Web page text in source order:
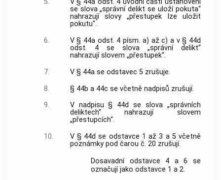
5.
V § 44a odst. 4 úvodní části ustanovení
se slova „správní delikt se uloží pokuta“
nahrazují slovy „přestupek lze uložit
pokutu“.
6.
V § 44a odst. 4 písm. a) až c) a v § 44d
odst. 4 se slova „správní delikt“
nahrazují slovem „přestupek“.
7.
V § 44a se odstavec 5 zrušuje.
8.
§ 44b a 44c se včetně nadpisů zrušují.
9.
V nadpisu § 44d se slova „správních
deliktech“ nahrazují slovem
„přestupcích“.
10.
V § 44d se odstavce 1 až 3 a 5 včetně
poznámky pod čarou č. 20 zrušují.
Dosavadní odstavce 4 a 6 se
označují jako odstavce 1 a 2.